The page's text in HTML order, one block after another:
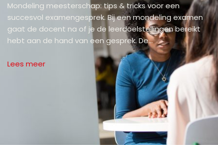
Mondeling meesterschap: tips & tricks voor een
succesvol examengesprek. Bij een mondeling examen
gaat de docent na of je de leerdoelstellingen bereikt
hebt aan de hand van een gesprek. De…
Lees meer